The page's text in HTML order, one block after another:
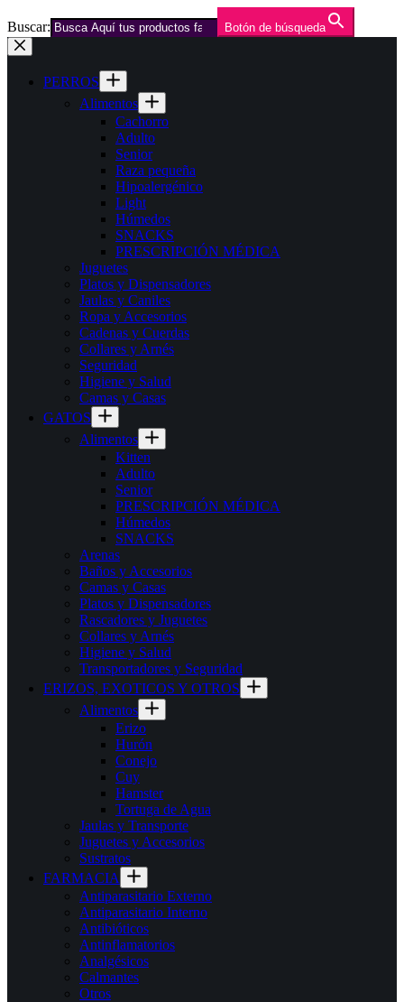
Buscar: Botón de búsqueda
Saltar
al
contenidoPERROS
Alimentos
Cachorro
Adulto
Senior
Raza pequeña
Hipoalergénico
Light
Húmedos
SNACKS
PRESCRIPCIÓN MÉDICA
Juguetes
Platos y Dispensadores
Jaulas y Caniles
Ropa y Accesorios
Cadenas y Cuerdas
Collares y Arnés
Seguridad
Higiene y Salud
Camas y Casas
GATOS
Alimentos
Kitten
Adulto
Senior
PRESCRIPCIÓN MÉDICA
Húmedos
SNACKS
Arenas
Baños y Accesorios
Camas y Casas
Platos y Dispensadores
Rascadores y Juguetes
Collares y Arnés
Higiene y Salud
Transportadores y Seguridad
ERIZOS, EXOTICOS Y OTROS
Alimentos
Erizo
Hurón
Conejo
Cuy
Hamster
Tortuga de Agua
Jaulas y Transporte
Juguetes y Accesorios
Sustratos
FARMACIA
Antiparasitario Externo
Antiparasitario Interno
Antibióticos
Antinflamatorios
Analgésicos
Calmantes
Otros